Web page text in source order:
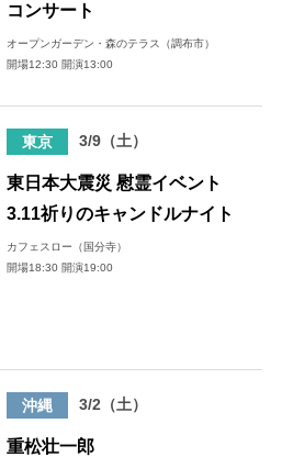
コンサート
オープンガーデン・森のテラス（調布市）
開場12:30 開演13:00
東京 3/9（土）
東日本大震災 慰霊イベント
3.11祈りのキャンドルナイト
カフェスロー（国分寺）
開場18:30 開演19:00
沖縄 3/2（土）
重松壮一郎